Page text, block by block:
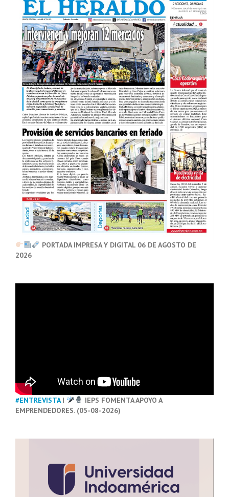
PORTADA IMPRESA Y DIGITAL 06 DE AGOSTO DE
2026
#ENTREVISTA|
IEPS FOMENTA APOYO A
EMPRENDEDORES. (05-08-2026)